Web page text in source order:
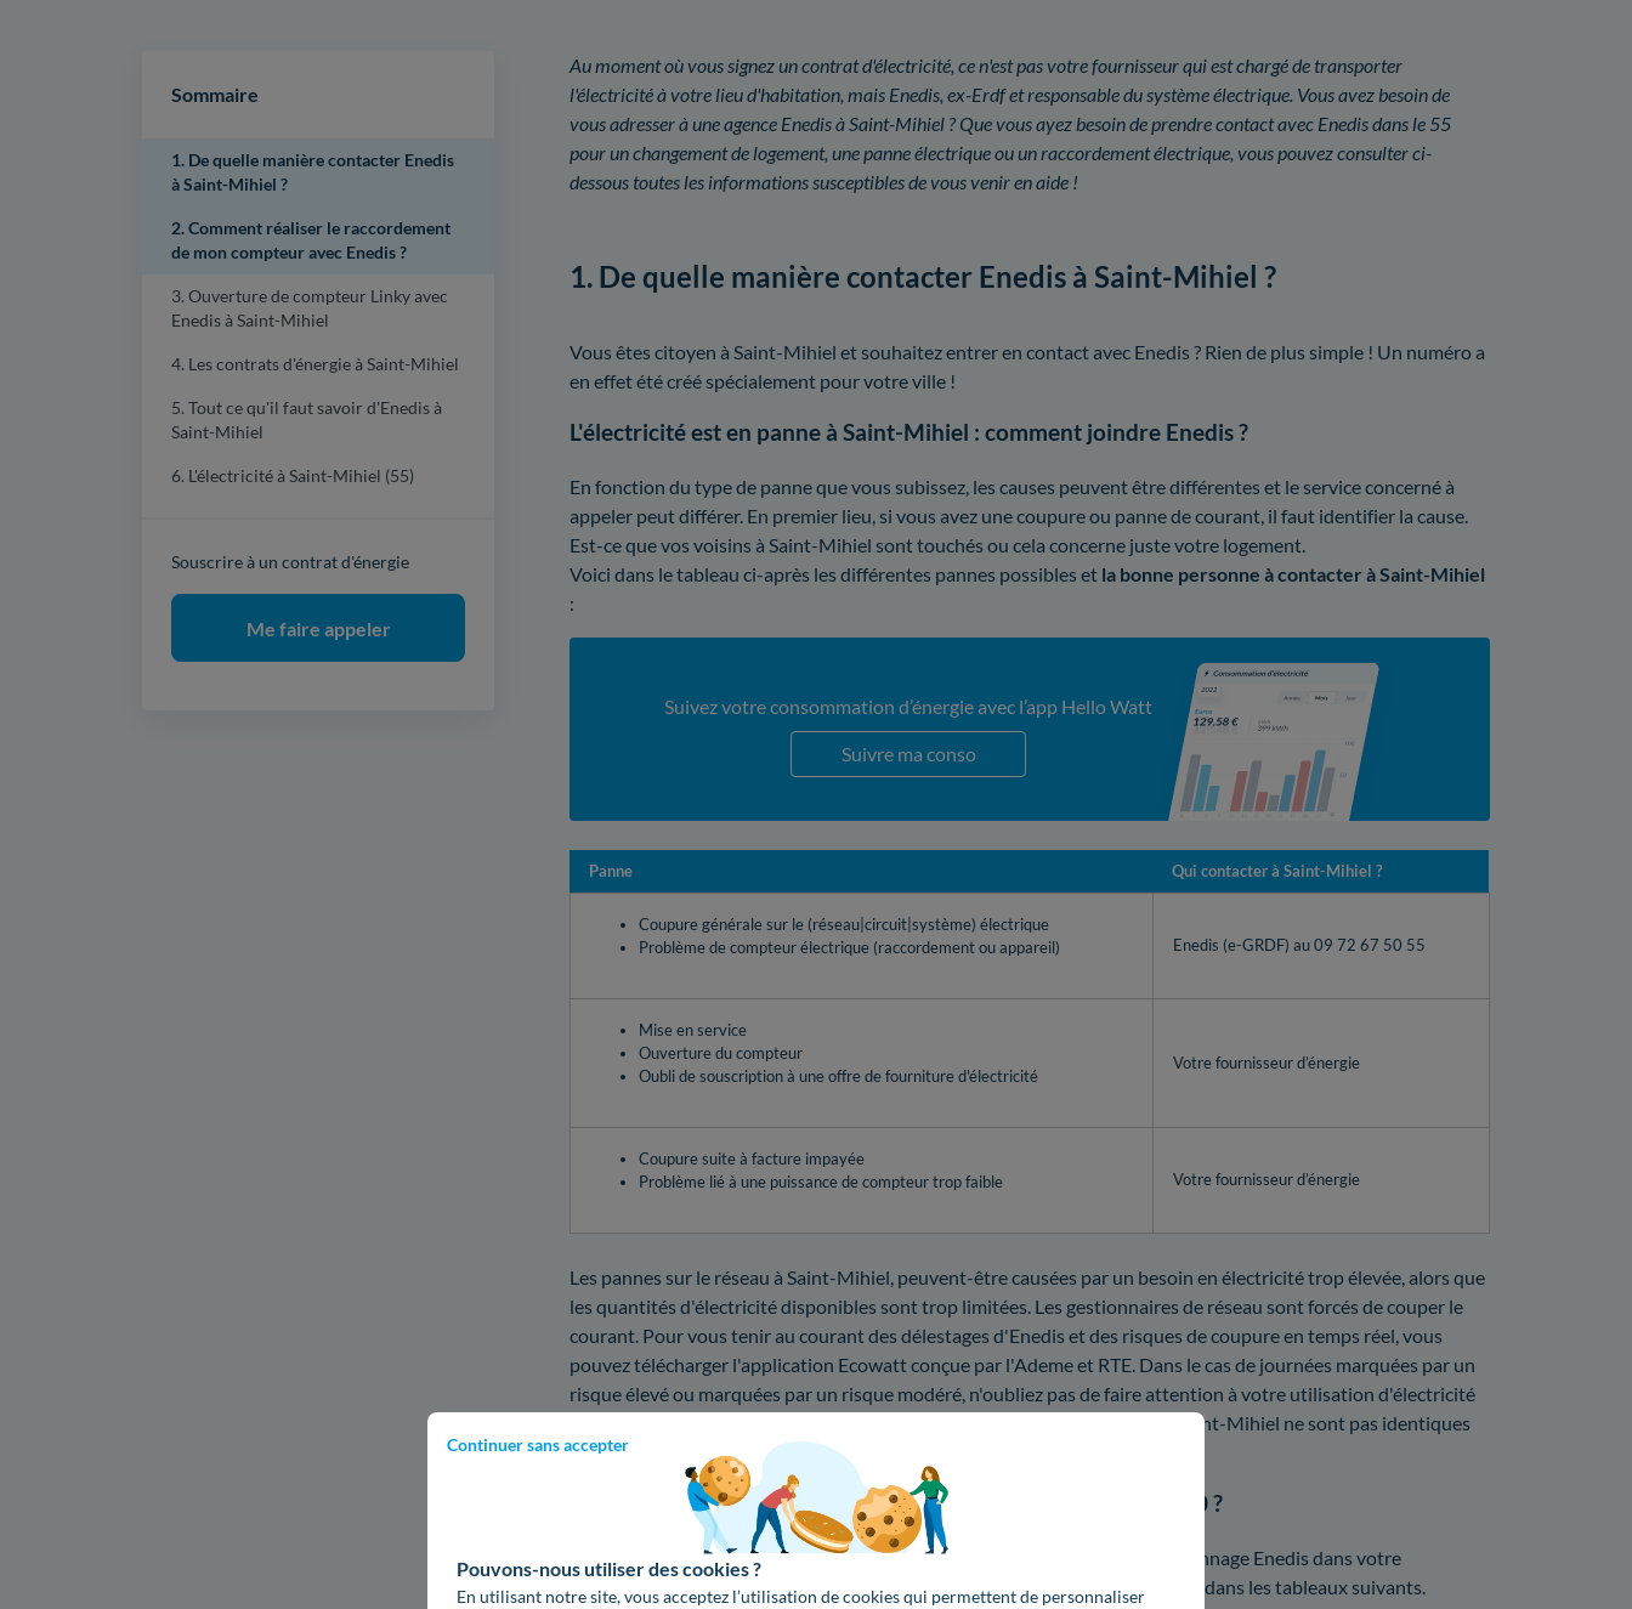
Continuer sans accepter
Pouvons-nous utiliser des cookies ?
En utilisant notre site, vous acceptez l’utilisation de cookies qui permettent de personnaliser
Sommaire
1. De quelle manière contacter Enedis
à Saint-Mihiel ?
2. Comment réaliser le raccordement
de mon compteur avec Enedis ?
3. Ouverture de compteur Linky avec
Enedis à Saint-Mihiel
4. Les contrats d'énergie à Saint-Mihiel
5. Tout ce qu'il faut savoir d'Enedis à
Saint-Mihiel
6. L'électricité à Saint-Mihiel (55)
Souscrire à un contrat d'énergie
Me faire appeler
Au moment où vous signez un contrat d'électricité, ce n'est pas votre fournisseur qui est chargé de transporter
l'électricité à votre lieu d'habitation, mais Enedis, ex-Erdf et responsable du système électrique. Vous avez besoin de
vous adresser à une agence Enedis à Saint-Mihiel ? Que vous ayez besoin de prendre contact avec Enedis dans le 55
pour un changement de logement, une panne électrique ou un raccordement électrique, vous pouvez consulter ci-
dessous toutes les informations susceptibles de vous venir en aide !
1. De quelle manière contacter Enedis à Saint-Mihiel ?
Vous êtes citoyen à Saint-Mihiel et souhaitez entrer en contact avec Enedis ? Rien de plus simple ! Un numéro a
en effet été créé spécialement pour votre ville !
L'électricité est en panne à Saint-Mihiel : comment joindre Enedis ?
En fonction du type de panne que vous subissez, les causes peuvent être différentes et le service concerné à
appeler peut différer. En premier lieu, si vous avez une coupure ou panne de courant, il faut identifier la cause.
Est-ce que vos voisins à Saint-Mihiel sont touchés ou cela concerne juste votre logement.
Voici dans le tableau ci-après les différentes pannes possibles et la bonne personne à contacter à Saint-Mihiel
:
Suivez votre consommation d’énergie avec l’app Hello Watt
Suivre ma conso
Panne Qui contacter à Saint-Mihiel ?
Coupure générale sur le (réseau|circuit|système) électrique
Problème de compteur électrique (raccordement ou appareil)
Enedis (e-GRDF) au 09 72 67 50 55
Mise en service
Ouverture du compteur
Oubli de souscription à une offre de fourniture d'électricité
Votre fournisseur d’énergie
Coupure suite à facture impayée
Problème lié à une puissance de compteur trop faible
Votre fournisseur d’énergie
Les pannes sur le réseau à Saint-Mihiel, peuvent-être causées par un besoin en électricité trop élevée, alors que
les quantités d'électricité disponibles sont trop limitées. Les gestionnaires de réseau sont forcés de couper le
courant. Pour vous tenir au courant des délestages d'Enedis et des risques de coupure en temps réel, vous
pouvez télécharger l'application Ecowatt conçue par l'Ademe et RTE. Dans le cas de journées marquées par un
risque élevé ou marquées par un risque modéré, n'oubliez pas de faire attention à votre utilisation d'électricité
pour échapper à une interruption d'électricité !Les entreprises à joindre à Saint-Mihiel ne sont pas identiques
en fonction du problème que vous devez fixer.
Quel prix pour un dépannage en cas de coupure dans le 55300 ?
Vous souhaitez vous renseigner dans un premier temps sur le prix d'un dépannage Enedis dans votre
département à savoir dans la Meuse ? Voici un récapitulatif des prix d'Enedis dans les tableaux suivants.